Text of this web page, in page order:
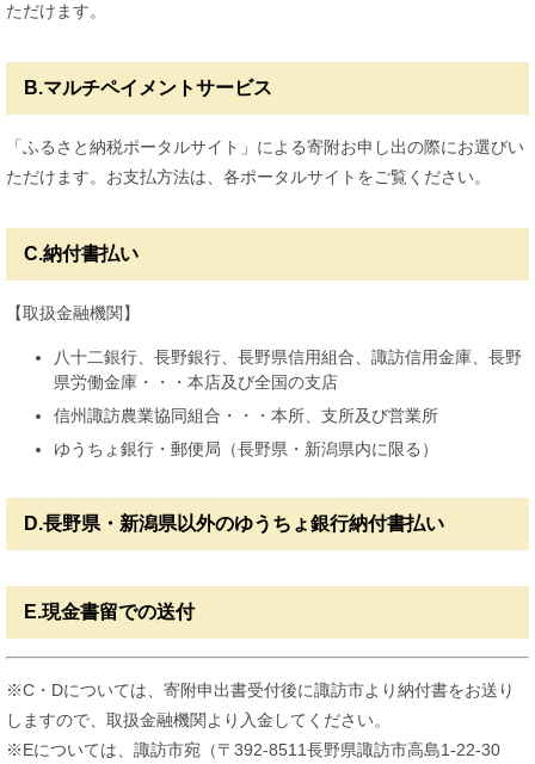
ただけます。
B.マルチペイメントサービス
「ふるさと納税ポータルサイト」による寄附お申し出の際にお選びい
ただけます。お支払方法は、各ポータルサイトをご覧ください。
C.納付書払い
【取扱金融機関】
八十二銀行、長野銀行、長野県信用組合、諏訪信用金庫、長野
県労働金庫・・・本店及び全国の支店
信州諏訪農業協同組合・・・本所、支所及び営業所
ゆうちょ銀行・郵便局（長野県・新潟県内に限る）
D.長野県・新潟県以外のゆうちょ銀行納付書払い
E.現金書留での送付
※C・Dについては、寄附申出書受付後に諏訪市より納付書をお送り
しますので、取扱金融機関より入金してください。
※Eについては、諏訪市宛（〒392-8511長野県諏訪市高島1-22-30